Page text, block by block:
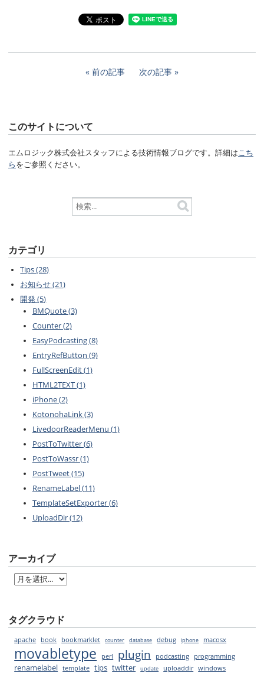
前の記事 次の記事
このサイトについて
エムロジック株式会社スタッフによる技術情報ブログです。詳細はこち
らをご参照ください。
カテゴリ
Tips (28)
お知らせ (21)
開発 (5)
BMQuote (3)
Counter (2)
EasyPodcasting (8)
EntryRefButton (9)
FullScreenEdit (1)
HTML2TEXT (1)
iPhone (2)
KotonohaLink (3)
LivedoorReaderMenu (1)
PostToTwitter (6)
PostToWassr (1)
PostTweet (15)
RenameLabel (11)
TemplateSetExporter (6)
UploadDir (12)
アーカイブ
タグクラウド
apache book bookmarklet counter database debug iphone macosx
movabletype perl plugin podcasting programming
renamelabel template tips twitter update uploaddir windows